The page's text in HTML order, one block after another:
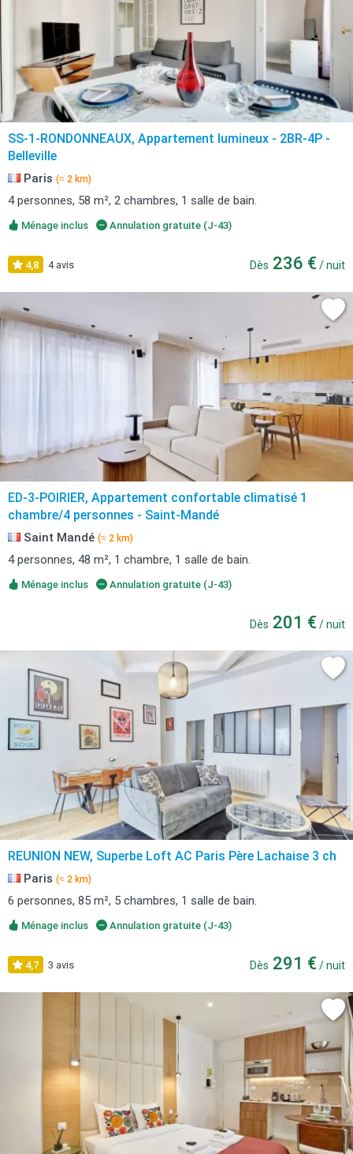
SS-1-RONDONNEAUX, Appartement lumineux - 2BR-4P -
Belleville
Paris (≈ 2 km)
4 personnes, 58 m², 2 chambres, 1 salle de bain.
Ménage inclus Annulation gratuite (J-43)
4,8 4 avis Dès 236 € / nuit
ED-3-POIRIER, Appartement confortable climatisé 1
chambre/4 personnes - Saint-Mandé
Saint Mandé (≈ 2 km)
4 personnes, 48 m², 1 chambre, 1 salle de bain.
Ménage inclus Annulation gratuite (J-43)
Dès 201 € / nuit
REUNION NEW, Superbe Loft AC Paris Père Lachaise 3 ch
Paris (≈ 2 km)
6 personnes, 85 m², 5 chambres, 1 salle de bain.
Ménage inclus Annulation gratuite (J-43)
4,7 3 avis Dès 291 € / nuit